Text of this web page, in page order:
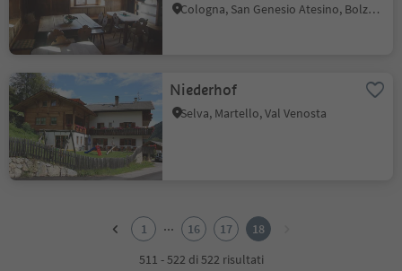
Cologna, San Genesio Atesino, Bolzano e dintorni
Niederhof
Selva, Martello, Val Venosta
1 ... 16 17
18
511 - 522 di 522 risultati